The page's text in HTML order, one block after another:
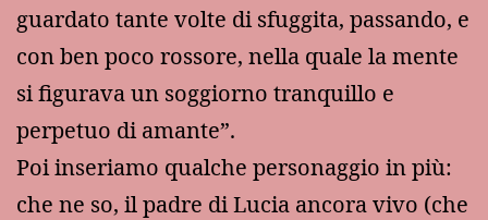
guardato tante volte di sfuggita, passando, e
con ben poco rossore, nella quale la mente
si figurava un soggiorno tranquillo e
perpetuo di amante”.
Poi inseriamo qualche personaggio in più:
che ne so, il padre di Lucia ancora vivo (che